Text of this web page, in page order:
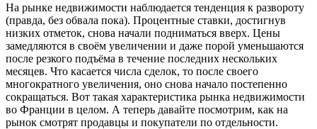
На рынке недвижимости наблюдается тенденция к развороту
(правда, без обвала пока). Процентные ставки, достигнув
низких отметок, снова начали подниматься вверх. Цены
замедляются в своём увеличении и даже порой уменьшаются
после резкого подъёма в течение последних нескольких
месяцев. Что касается числа сделок, то после своего
многократного увеличения, оно снова начало постепенно
сокращаться. Вот такая характеристика рынка недвижимости
во Франции в целом. А теперь давайте посмотрим, как на
рынок смотрят продавцы и покупатели по отдельности.